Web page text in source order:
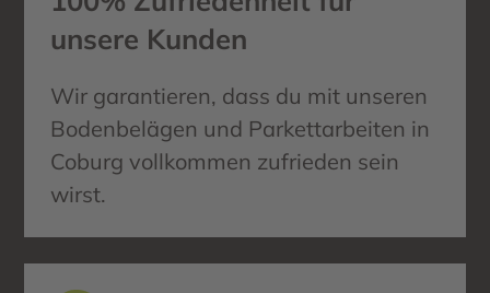
unsere Kunden
Wir garantieren, dass du mit unseren
Bodenbelägen und Parkettarbeiten in
Coburg vollkommen zufrieden sein
wirst.